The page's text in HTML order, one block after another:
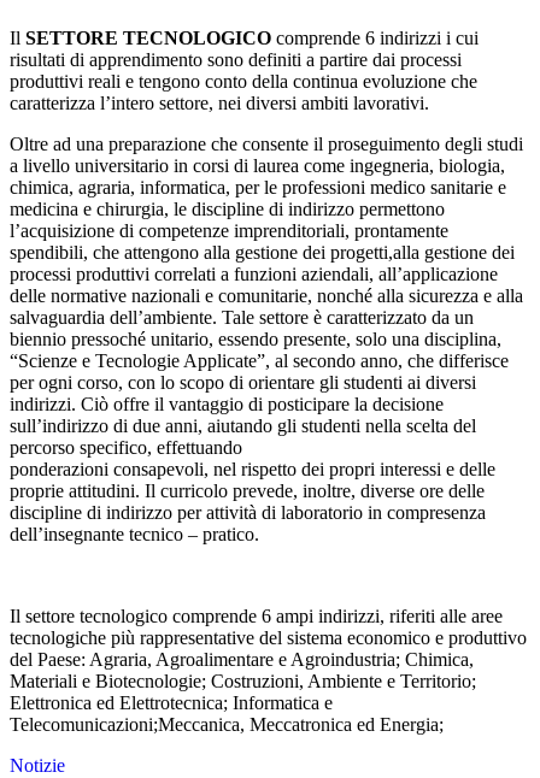
Il SETTORE TECNOLOGICO comprende 6 indirizzi i cui
risultati di apprendimento sono definiti a partire dai processi
produttivi reali e tengono conto della continua evoluzione che
caratterizza l’intero settore, nei diversi ambiti lavorativi.
Oltre ad una preparazione che consente il proseguimento degli studi
a livello universitario in corsi di laurea come ingegneria, biologia,
chimica, agraria, informatica, per le professioni medico sanitarie e
medicina e chirurgia, le discipline di indirizzo permettono
l’acquisizione di competenze imprenditoriali, prontamente
spendibili, che attengono alla gestione dei progetti,alla gestione dei
processi produttivi correlati a funzioni aziendali, all’applicazione
delle normative nazionali e comunitarie, nonché alla sicurezza e alla
salvaguardia dell’ambiente. Tale settore è caratterizzato da un
biennio pressoché unitario, essendo presente, solo una disciplina,
“Scienze e Tecnologie Applicate”, al secondo anno, che differisce
per ogni corso, con lo scopo di orientare gli studenti ai diversi
indirizzi. Ciò offre il vantaggio di posticipare la decisione
sull’indirizzo di due anni, aiutando gli studenti nella scelta del
percorso specifico, effettuando
ponderazioni consapevoli, nel rispetto dei propri interessi e delle
proprie attitudini. Il curricolo prevede, inoltre, diverse ore delle
discipline di indirizzo per attività di laboratorio in compresenza
dell’insegnante tecnico – pratico.
Il settore tecnologico comprende 6 ampi indirizzi, riferiti alle aree
tecnologiche più rappresentative del sistema economico e produttivo
del Paese: Agraria, Agroalimentare e Agroindustria; Chimica,
Materiali e Biotecnologie; Costruzioni, Ambiente e Territorio;
Elettronica ed Elettrotecnica; Informatica e
Telecomunicazioni;Meccanica, Meccatronica ed Energia;
Notizie